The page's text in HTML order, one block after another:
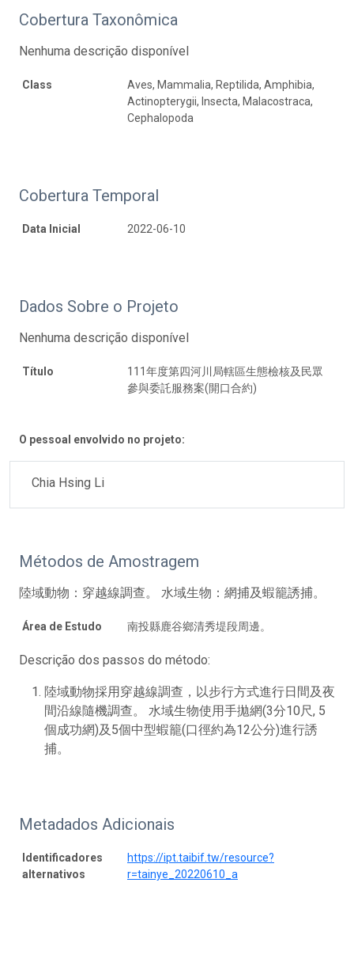
Cobertura Taxonômica
Nenhuma descrição disponível
Class
Aves, Mammalia, Reptilida, Amphibia,
Actinopterygii, Insecta, Malacostraca,
Cephalopoda
Cobertura Temporal
Data Inicial 2022-06-10
Dados Sobre o Projeto
Nenhuma descrição disponível
Título
111年度第四河川局轄區生態檢核及民眾
參與委託服務案(開口合約)
O pessoal envolvido no projeto:
Chia Hsing Li
Métodos de Amostragem
陸域動物：穿越線調查。 水域生物：網捕及蝦籠誘捕。
Área de Estudo 南投縣鹿谷鄉清秀堤段周邊。
Descrição dos passos do método:
陸域動物採用穿越線調查，以步行方式進行日間及夜
間沿線隨機調查。 水域生物使用手拋網(3分10尺, 5
個成功網)及5個中型蝦籠(口徑約為12公分)進行誘
捕。
Metadados Adicionais
Identificadores
alternativos
https://ipt.taibif.tw/resource?
r=tainye_20220610_a